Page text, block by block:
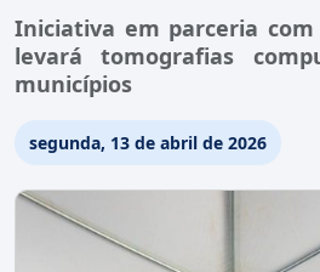
Iniciativa em parceria com
levará tomografias
municípios
segunda, 13 de abril de 2026